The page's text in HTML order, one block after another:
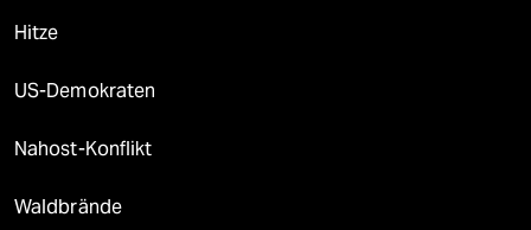
Hitze
US-Demokraten
Nahost-Konflikt
Waldbrände